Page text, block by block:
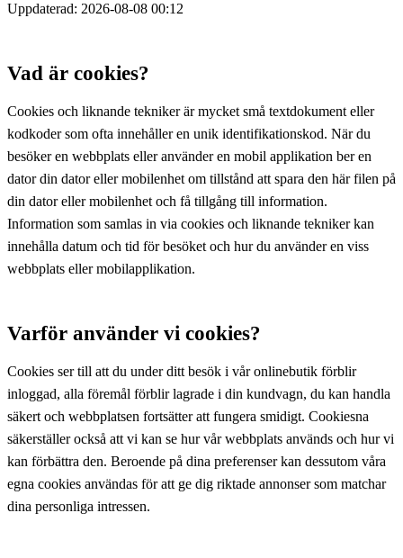
Uppdaterad: 2026-08-08 00:12
Vad är cookies?
Cookies och liknande tekniker är mycket små textdokument eller
kodkoder som ofta innehåller en unik identifikationskod. När du
besöker en webbplats eller använder en mobil applikation ber en
dator din dator eller mobilenhet om tillstånd att spara den här filen på
din dator eller mobilenhet och få tillgång till information.
Information som samlas in via cookies och liknande tekniker kan
innehålla datum och tid för besöket och hur du använder en viss
webbplats eller mobilapplikation.
Varför använder vi cookies?
Cookies ser till att du under ditt besök i vår onlinebutik förblir
inloggad, alla föremål förblir lagrade i din kundvagn, du kan handla
säkert och webbplatsen fortsätter att fungera smidigt. Cookiesna
säkerställer också att vi kan se hur vår webbplats används och hur vi
kan förbättra den. Beroende på dina preferenser kan dessutom våra
egna cookies användas för att ge dig riktade annonser som matchar
dina personliga intressen.